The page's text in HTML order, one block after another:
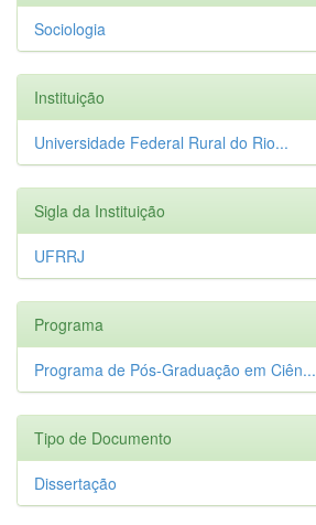
Sociologia
Instituição
Universidade Federal Rural do Rio...
Sigla da Instituição
UFRRJ
Programa
Programa de Pós-Graduação em Ciên...
Tipo de Documento
Dissertação